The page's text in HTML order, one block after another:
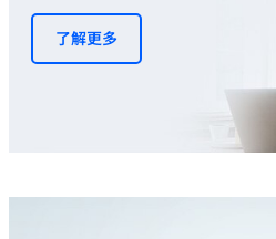
了解更多